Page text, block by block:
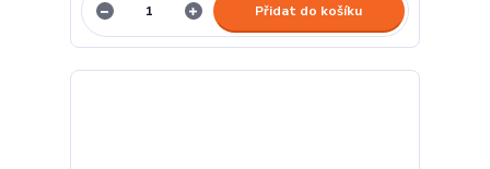
Přidat do košíku